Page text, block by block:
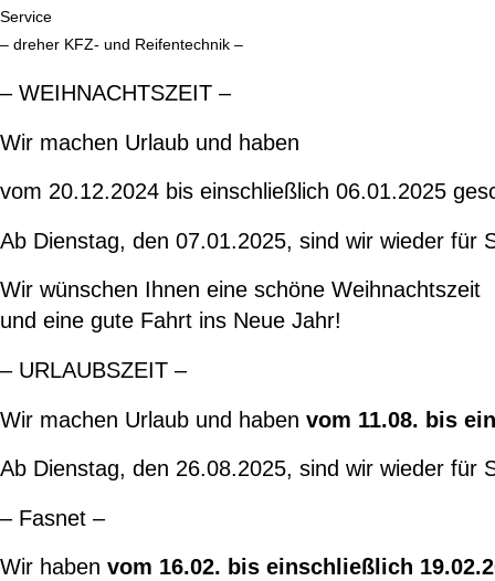
Service
– dreher KFZ- und Reifentechnik –
– WEIHNACHTSZEIT –
Wir machen Urlaub und haben
vom 20.12.2024 bis einschließlich 06.01.2025
Ab Dienstag, den 07.01.2025, sind wir wieder für
Wir wünschen Ihnen eine schöne Weihnachtszeit
und eine gute Fahrt ins Neue Jahr!
– URLAUBSZEIT –
Wir machen Urlaub und haben vom 11.08. bis
Ab Dienstag, den 26.08.2025, sind wir wieder für
– Fasnet –
Wir haben vom 16.02. bis einschließlich